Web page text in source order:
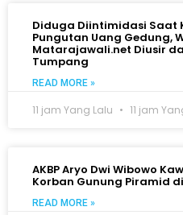
Diduga Diintimidasi Saat
Pungutan Uang Gedung,
Matarajawali.net Diusir
Tumpang
READ MORE »
11 jam Yang Lalu 11 jam
AKBP Aryo Dwi Wibowo
Korban Gunung Piramid
READ MORE »